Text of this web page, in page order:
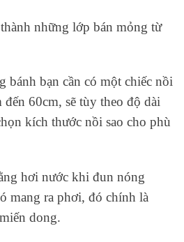
những lớp bán mỏng từ
bánh bạn cần có một chiếc nồi
60cm, sẽ tùy theo độ dài
kích thước nồi sao cho phù
hơi nước khi đun nóng
mang ra phơi, đó chính là
dong.